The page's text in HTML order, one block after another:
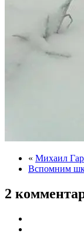
« Михаил Гар:
Вспомним
2